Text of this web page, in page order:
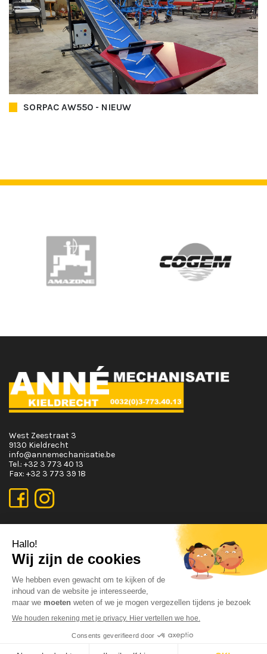
SORPAC AW550 - NIEUW
OPENINGSUREN
Maandag T.E.M. Vrijdag :
Zaterdag :
Van 08:00 tot 12:00
Zondag:
West Zeestraat 3
9130 Kieldrecht
info@annemechanisatie.be
Tel.: +32 3 773 40 13
Fax: +32 3 773 39 18